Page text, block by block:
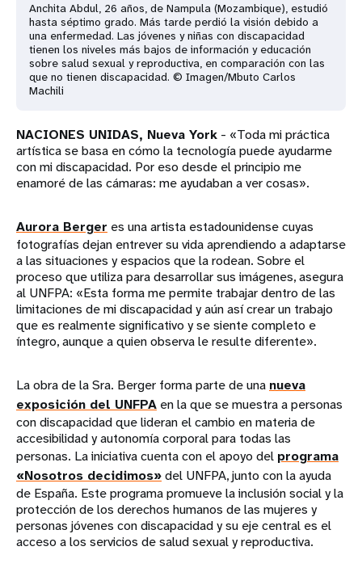
Anchita Abdul, 26 años, de Nampula (Mozambique), estudió
hasta séptimo grado. Más tarde perdió la visión debido a
una enfermedad. Las jóvenes y niñas con discapacidad
tienen los niveles más bajos de información y educación
sobre salud sexual y reproductiva, en comparación con las
que no tienen discapacidad. © Imagen/Mbuto Carlos
Machili
NACIONES UNIDAS, Nueva York - «Toda mi práctica
artística se basa en cómo la tecnología puede ayudarme
con mi discapacidad. Por eso desde el principio me
enamoré de las cámaras: me ayudaban a ver cosas».
Aurora Berger es una artista estadounidense cuyas
fotografías dejan entrever su vida aprendiendo a adaptarse
a las situaciones y espacios que la rodean. Sobre el
proceso que utiliza para desarrollar sus imágenes, asegura
al UNFPA: «Esta forma me permite trabajar dentro de las
limitaciones de mi discapacidad y aún así crear un trabajo
que es realmente significativo y se siente completo e
íntegro, aunque a quien observa le resulte diferente».
La obra de la Sra. Berger forma parte de una nueva
exposición del UNFPA en la que se muestra a personas
con discapacidad que lideran el cambio en materia de
accesibilidad y autonomía corporal para todas las
personas. La iniciativa cuenta con el apoyo del programa
«Nosotros decidimos»del UNFPA, junto con la ayuda
de España. Este programa promueve la inclusión social y la
protección de los derechos humanos de las mujeres y
personas jóvenes con discapacidad y su eje central es el
acceso a los servicios de salud sexual y reproductiva.